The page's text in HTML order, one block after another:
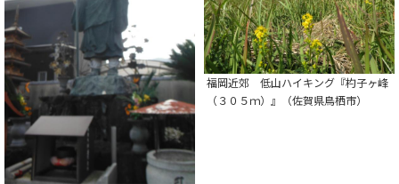
福岡近郊 低山ハイキング『杓子ヶ峰
（３０５ｍ）』（佐賀県鳥栖市）